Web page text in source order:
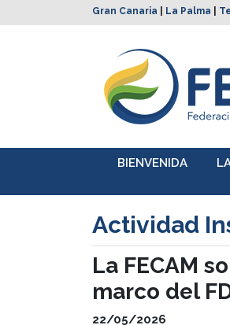
Gran Canaria La Palma
BIENVENIDA
Actividad
La FECAM
marco del
22/05/2026